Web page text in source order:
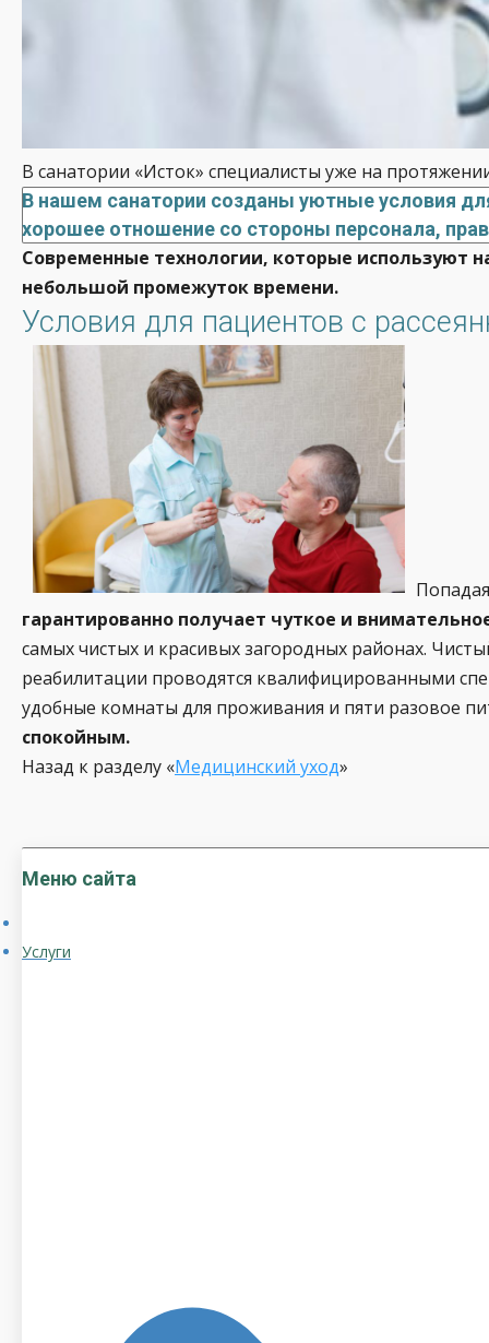
В санатории «Исток» специалисты уже на
В нашем санатории созданы уютные условия
хорошее отношение со стороны персонала,
Современные технологии, которые используют
небольшой промежуток времени.
Условия для пациентов с
гарантированно получает чуткое и
самых чистых и красивых загородных районах.
реабилитации проводятся квалифицированными
удобные комнаты для проживания и пяти разовое
спокойным.
Назад к разделу «Медицинский уход»
Меню сайта
Услуги